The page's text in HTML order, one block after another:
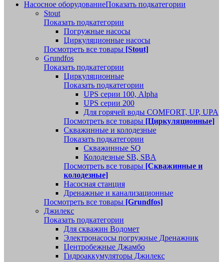
Насосное оборудованиеПоказать подкатегории
Stout
Показать подкатегории
Погружные насосы
Циркуляционные насосы
Посмотреть все товары [Stout]
Grundfos
Показать подкатегории
Циркуляционные
Показать подкатегории
UPS серии 100, Alpha
UPS серии 200
Для горячей воды COMFORT, UP, UPA
Посмотреть все товары [Циркуляционные]
Скважинные и колодезные
Показать подкатегории
Скважинные SQ
Колодезные SB, SBA
Посмотреть все товары [Скважинные и
колодезные]
Насосная станция
Дренажные и канализационные
Посмотреть все товары [Grundfos]
Джилекс
Показать подкатегории
Для скважин Водомет
Электронасосы погружные Дренажник
Центробежные Джамбо
Гидроаккумуляторы Джилекс